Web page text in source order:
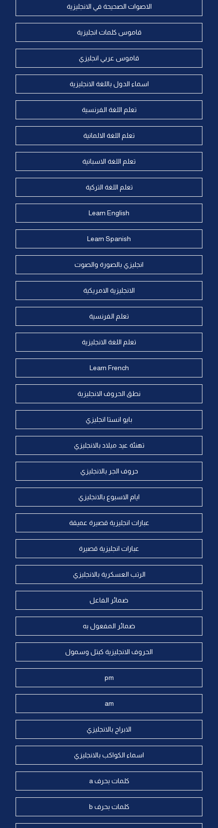
الاصوات الصحيحة في الانجليزية
قاموس كلمات انجليزية
قاموس عربي انجليزي
اسماء الدول باللغة الانجليزية
تعلم اللغة الفرنسية
تعلم اللغة الالمانية
تعلم اللغة الاسبانية
تعلم اللغة التركية
Learn English
Learn Spanish
انجليزي بالصورة والصوت
الانجليزية الامريكية
تعلم الفرنسية
تعلم اللغة الانجليزية
Learn French
نطق الحروف الانجليزية
بايو انستا انجليزي
تهنئة عيد ميلاد بالانجليزي
حروف الجر بالانجليزي
ايام الاسبوع بالانجليزي
عبارات انجليزية قصيرة عميقة
عبارات انجليزية قصيرة
الرتب العسكرية بالانجليزي
ضمائر الفاعل
ضمائر المفعول به
الحروف الانجليزية كبتل وسمول
pm
am
الابراج بالانجليزي
اسماء الكواكب بالانجليزي
كلمات بحرف a
كلمات بحرف b